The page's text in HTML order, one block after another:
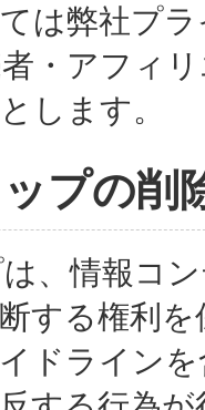
は弊社プ
・アフィ
します。
プの削
、情報コ
する権利
ドライン